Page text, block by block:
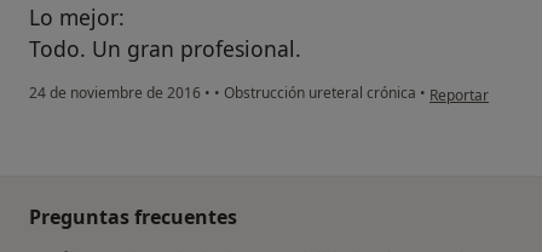
Lo mejor:
Todo. Un gran profesional.
24 de noviembre de 2016 • • Obstrucción ureteral crónica • en opinión del
Reportar
Preguntas frecuentes